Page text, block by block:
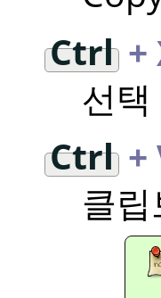
Ctrl+
선택
Ctrl+
클